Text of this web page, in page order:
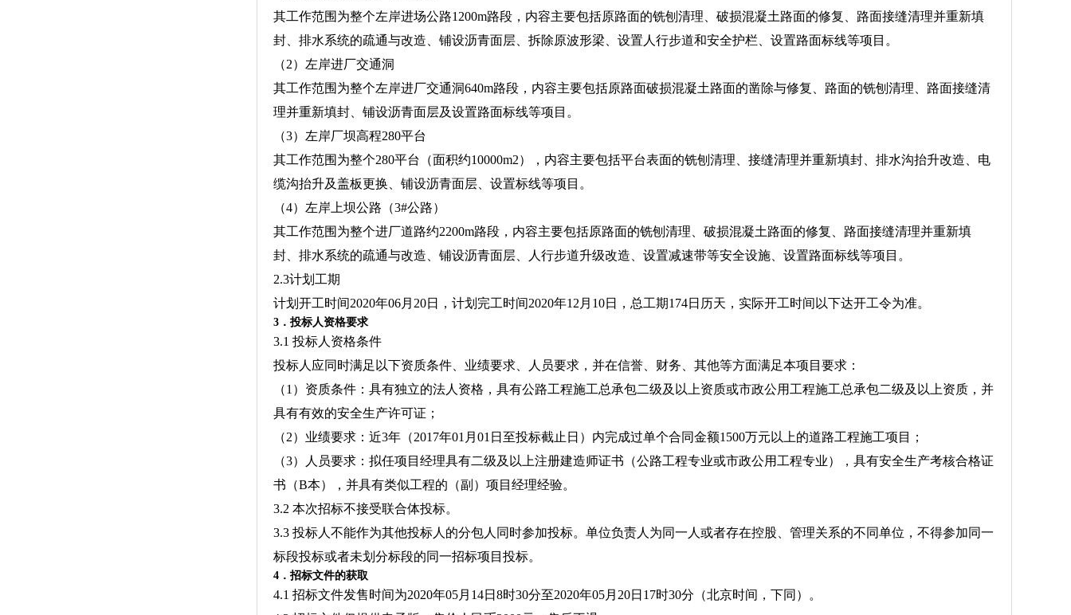
其工作范围为整个左岸进场公路1200m路段，内容主要包括原路面的铣刨清理、破损混凝土路面的修复、路面接缝清理并重新填
封、排水系统的疏通与改造、铺设沥青面层、拆除原波形梁、设置人行步道和安全护栏、设置路面标线等项目。
（2）左岸进厂交通洞
其工作范围为整个左岸进厂交通洞640m路段，内容主要包括原路面破损混凝土路面的凿除与修复、路面的铣刨清理、路面接缝清
理并重新填封、铺设沥青面层及设置路面标线等项目。
（3）左岸厂坝高程280平台
其工作范围为整个280平台（面积约10000m2），内容主要包括平台表面的铣刨清理、接缝清理并重新填封、排水沟抬升改造、电
缆沟抬升及盖板更换、铺设沥青面层、设置标线等项目。
（4）左岸上坝公路（3#公路）
其工作范围为整个进厂道路约2200m路段，内容主要包括原路面的铣刨清理、破损混凝土路面的修复、路面接缝清理并重新填
封、排水系统的疏通与改造、铺设沥青面层、人行步道升级改造、设置减速带等安全设施、设置路面标线等项目。
2.3计划工期
计划开工时间2020年06月20日，计划完工时间2020年12月10日，总工期174日历天，实际开工时间以下达开工令为准。
3．投标人资格要求
3.1 投标人资格条件
投标人应同时满足以下资质条件、业绩要求、人员要求，并在信誉、财务、其他等方面满足本项目要求：
（1）资质条件：具有独立的法人资格，具有公路工程施工总承包二级及以上资质或市政公用工程施工总承包二级及以上资质，并
具有有效的安全生产许可证；
（2）业绩要求：近3年（2017年01月01日至投标截止日）内完成过单个合同金额1500万元以上的道路工程施工项目；
（3）人员要求：拟任项目经理具有二级及以上注册建造师证书（公路工程专业或市政公用工程专业），具有安全生产考核合格证
书（B本），并具有类似工程的（副）项目经理经验。
3.2 本次招标不接受联合体投标。
3.3 投标人不能作为其他投标人的分包人同时参加投标。单位负责人为同一人或者存在控股、管理关系的不同单位，不得参加同一
标段投标或者未划分标段的同一招标项目投标。
4．招标文件的获取
4.1 招标文件发售时间为2020年05月14日8时30分至2020年05月20日17时30分（北京时间，下同）。